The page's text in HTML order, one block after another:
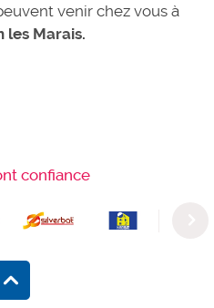
venir chez vous à
les Marais.
confiance
Next